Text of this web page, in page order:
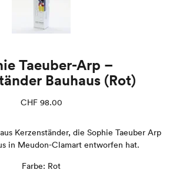
Taeuber-Arp –
Bauhaus (Rot)
CHF98.00
Kerzenständer, die Sophie Taeuber Arp
in Meudon-Clamart entworfen hat.
Farbe: Rot